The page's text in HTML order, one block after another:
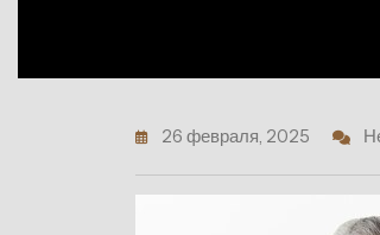
26 февраля, 2025